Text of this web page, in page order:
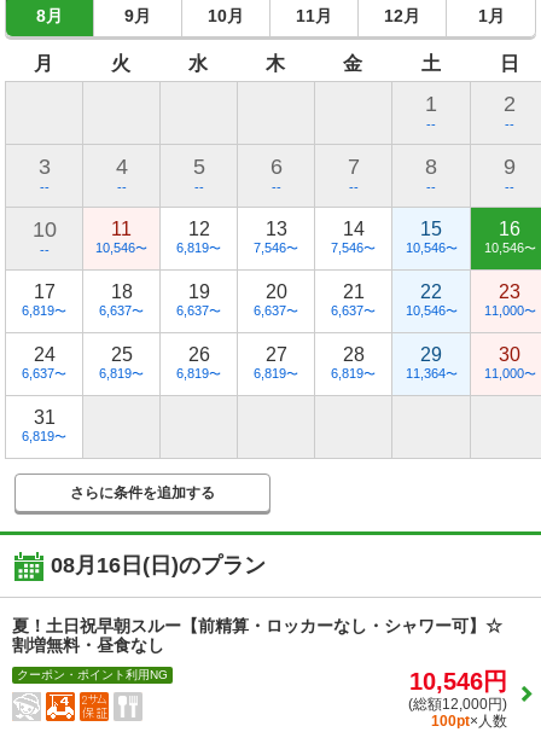
8月 9月 10月 11月 12月 1月
月 火 水 木 金 土 日
1
--
2
--
3
--
4
--
5
--
6
--
7
--
8
--
9
--
10
--
11
10,546〜
12
6,819〜
13
7,546〜
14
7,546〜
15
10,546〜
16
10,546〜
17
6,819〜
18
6,637〜
19
6,637〜
20
6,637〜
21
6,637〜
22
10,546〜
23
11,000〜
24
6,637〜
25
6,819〜
26
6,819〜
27
6,819〜
28
6,819〜
29
11,364〜
30
11,000〜
31
6,819〜
さらに条件を追加する
08月16日(日)のプラン
夏！土日祝早朝スルー【前精算・ロッカーなし・シャワー可】☆
割増無料・昼食なし
クーポン・ポイント利用NG 10,546円
(総額12,000円)
100pt×人数